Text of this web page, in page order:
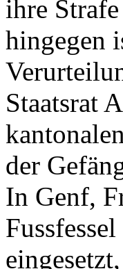
ihre
hingegen
Staatsrat
der
In Genf,